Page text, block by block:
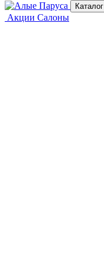
Каталог
Акции Салоны